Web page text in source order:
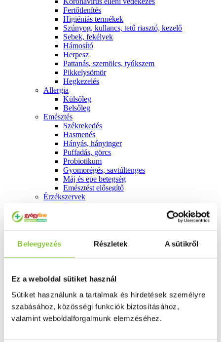
Beleegyezés Részletek A sütikről
Ez a weboldal sütiket használ
Sütiket használunk a tartalmak és hirdetések személyre
szabásához, közösségi funkciók biztosításához,
valamint weboldalforgalmunk elemzéséhez.
Fertőtlenítés
Higiéniás termékek
Szúnyog, kullancs, tetű riasztó, kezelő
Sebek, fekélyek
Hámosító
Herpesz
Pattanás, szemölcs, tyúkszem
Pikkelysömör
Hegkezelés
Allergia
Külsőleg
Belsőleg
Emésztés
Székrekedés
Hasmenés
Hányás, hányinger
Puffadás, görcs
Probiotikum
Gyomorégés, savtúltenges
Máj és epe betegség
Emésztést elősegítő
Érzékszervek
Szem
Női problémák
Klimax
Fogamzásgátlás, síkosítók, potencia
Inkontinencia
Férfi problémák
Prosztata
Potencia